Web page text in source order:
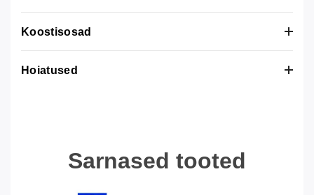
Koostisosad
•Kehasprei (Body Mist, 85 ml):
Acetate, CI 42090 (FD&C Blue No. 1), CI 19140
Hoiatused
Sarnased tooted